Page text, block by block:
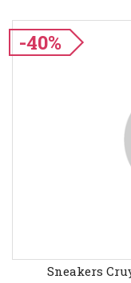
-40%
Sneakers